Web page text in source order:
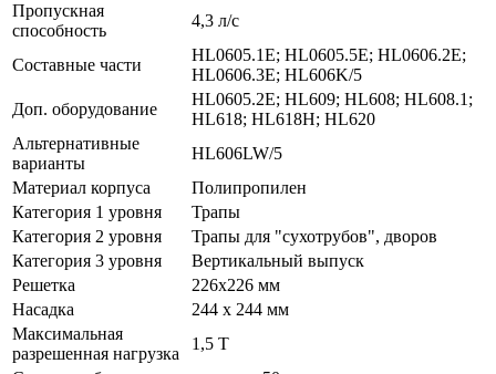
Пропускная
способность
4,3 л/с
Составные части
HL0605.1E; HL0605.5E; HL0606.2E;
HL0606.3E; HL606K/5
Доп. оборудование
HL0605.2E; HL609; HL608; HL608.1;
HL618; HL618H; HL620
Альтернативные
варианты
HL606LW/5
Материал корпуса
Полипропилен
Категория 1 уровня
Трапы
Категория 2 уровня
Трапы для "сухотрубов", дворов
Категория 3 уровня
Вертикальный выпуск
Решетка
226x226 мм
Насадка
244 x 244 мм
Максимальная
разрешенная нагрузка
1,5 Т